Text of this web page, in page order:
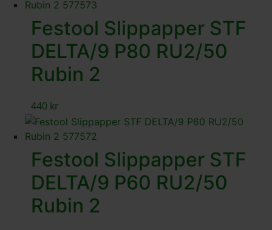
Festool Slippapper STF
DELTA/9 P80 RU2/50
Rubin 2
440 kr
Festool Slippapper STF
DELTA/9 P60 RU2/50
Rubin 2